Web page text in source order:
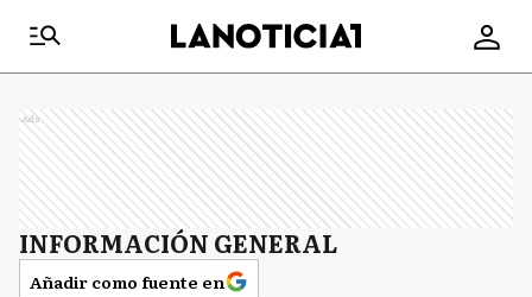
Ads
INFORMACIÓN GENERAL
Añadir como fuente en